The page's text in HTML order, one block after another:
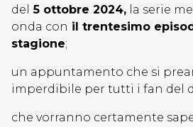
del 5 ottobre 2024, la serie
onda con il trentesimo
stagione;
un appuntamento che si
imperdibile per tutti i fan del
che vorranno certamente